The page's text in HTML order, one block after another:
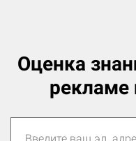
Оценка
рекламе